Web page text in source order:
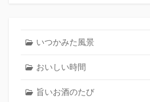
いつかみた風景
おいしい時間
旨いお酒のたび